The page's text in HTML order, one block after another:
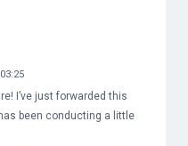
I’ve just forwarded this
been conducting a little